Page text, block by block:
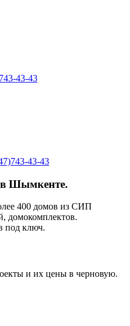
43-43
43-43
в Шымкенте.
400 домов из СИП
домокомплектов.
под ключ.
и их цены в черновую.